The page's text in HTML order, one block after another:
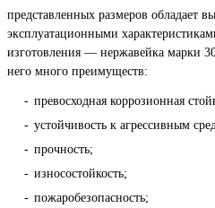
представленных размеров обладает
эксплуатационными
изготовления — нержавейка марки
него много преимуществ:
превосходная коррозионная
устойчивость к агрессивным
прочность;
износостойкость;
пожаробезопасность;